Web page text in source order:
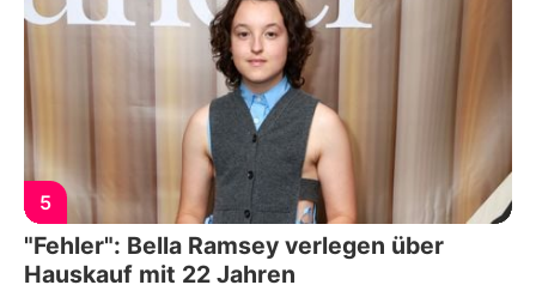
5
"Fehler": Bella Ramsey verlegen über
Hauskauf mit 22 Jahren